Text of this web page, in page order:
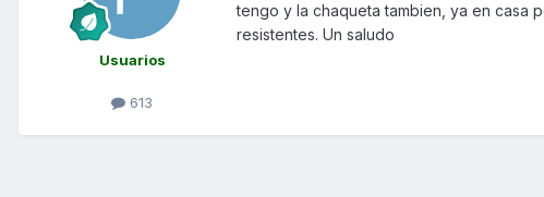
Usuarios
613
tengo y la chaqueta tambien, ya en casa
resistentes. Un saludo